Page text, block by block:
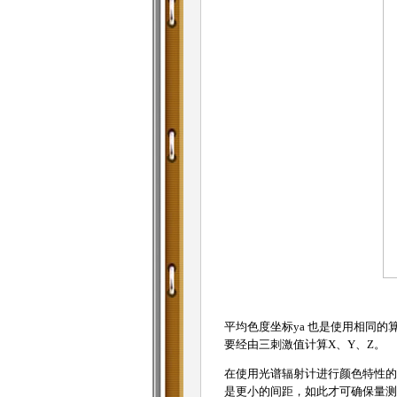
平均色度坐标ya 也是使用相同的
要经由三刺激值计算X、Y、Z。
在使用光谱辐射计进行颜色特性
是更小的间距，如此才可确保量